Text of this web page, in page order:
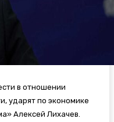
в отношении
ударят по экономике
Алексей Лихачев.